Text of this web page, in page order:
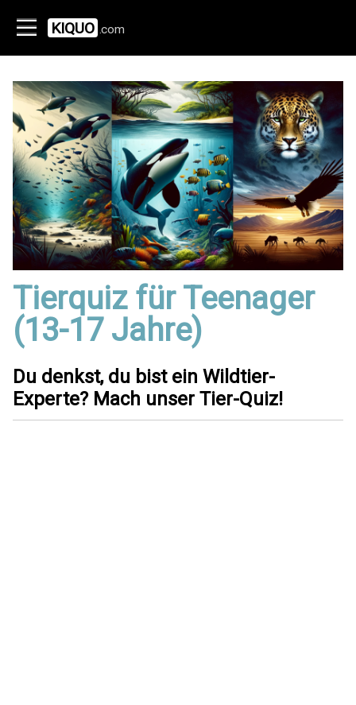
KIQUO .com
Tierquiz für Teenager
(13-17 Jahre)
Du denkst, du bist ein Wildtier-
Experte? Mach unser Tier-Quiz!